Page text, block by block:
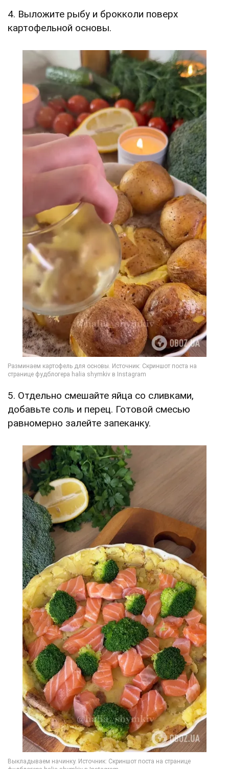
4. Выложите рыбу и брокколи поверх
картофельной основы.
5. Отдельно смешайте яйца со сливками,
добавьте соль и перец. Готовой смесью
равномерно залейте запеканку.